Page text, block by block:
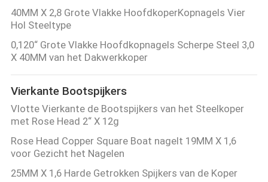
40MM X 2,8 Grote Vlakke HoofdkoperKopnagels Vier
Hol Steeltype
0,120“ Grote Vlakke Hoofdkopnagels Scherpe Steel 3,0
X 40MM van het Dakwerkkoper
Vierkante Bootspijkers
Vlotte Vierkante de Bootspijkers van het Steelkoper
met Rose Head 2“ X 12g
Rose Head Copper Square Boat nagelt 19MM X 1,6
voor Gezicht het Nagelen
25MM X 1,6 Harde Getrokken Spijkers van de Koper